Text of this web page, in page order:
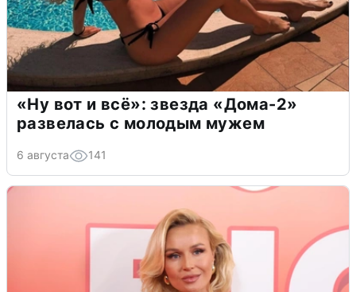
«Ну вот и всё»: звезда «Дома-2»
развелась с молодым мужем
6 августа 141